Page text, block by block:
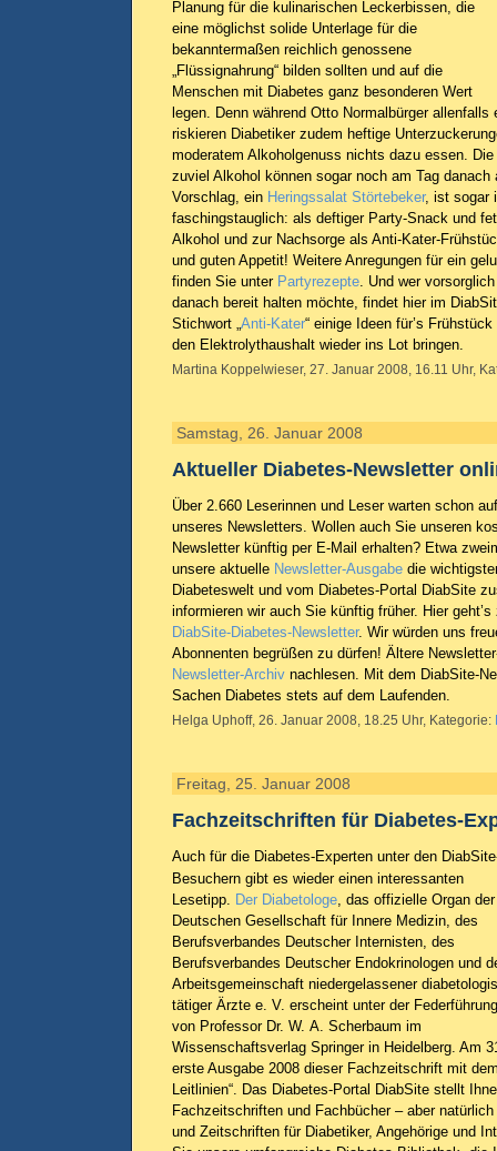
Planung für die kulinarischen Leckerbissen, die
eine möglichst solide Unterlage für die
bekanntermaßen reichlich genossene
„Flüssignahrung“ bilden sollten und auf die
Menschen mit Diabetes ganz besonderen Wert
legen. Denn während Otto Normalbürger allenfalls
riskieren Diabetiker zudem heftige
moderatem Alkoholgenuss nichts dazu essen.
zuviel Alkohol können sogar noch am Tag danach
Vorschlag, ein Heringssalat Störtebeker, ist sogar
faschingstauglich: als deftiger Party-Snack und
Alkohol und zur Nachsorge als Anti-Kater-
und guten Appetit! Weitere Anregungen für ein
finden Sie unter Partyrezepte. Und wer
danach bereit halten möchte, findet hier im
Stichwort „Anti-Kater“ einige Ideen für’s
den Elektrolythaushalt wieder ins Lot bringen.
Martina Koppelwieser, 27. Januar 2008, 16.11 Uhr,
Samstag, 26. Januar 2008
Aktueller Diabetes-Newsletter
Über 2.660 Leserinnen und Leser warten schon
unseres Newsletters. Wollen auch Sie unseren
Newsletter künftig per E-Mail erhalten? Etwa
unsere aktuelle Newsletter-Ausgabe die
Diabeteswelt und vom Diabetes-Portal DiabSite
informieren wir auch Sie künftig früher. Hier
DiabSite-Diabetes-Newsletter. Wir würden uns
Abonnenten begrüßen zu dürfen! Ältere
Newsletter-Archiv nachlesen. Mit dem DiabSite-
Sachen Diabetes stets auf dem Laufenden.
Helga Uphoff, 26. Januar 2008, 18.25 Uhr, Kategorie:
Freitag, 25. Januar 2008
Fachzeitschriften für Diabetes-
Auch für die Diabetes-Experten unter den
Besuchern gibt es wieder einen interessanten
Lesetipp. Der Diabetologe, das offizielle Organ der
Deutschen Gesellschaft für Innere Medizin, des
Berufsverbandes Deutscher Internisten, des
Berufsverbandes Deutscher Endokrinologen und
Arbeitsgemeinschaft niedergelassener
tätiger Ärzte e. V. erscheint unter der Federführung
von Professor Dr. W. A. Scherbaum im
Wissenschaftsverlag Springer in Heidelberg. Am
erste Ausgabe 2008 dieser Fachzeitschrift mit
Leitlinien“. Das Diabetes-Portal DiabSite stellt
Fachzeitschriften und Fachbücher – aber
und Zeitschriften für Diabetiker, Angehörige und